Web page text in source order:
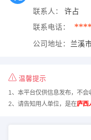
联系人： 许占
联系电话： ****
公司地址： 兰溪
温馨提示
1、本平台仅供信息发布，不会
2、请告知用人单位，是在庐西